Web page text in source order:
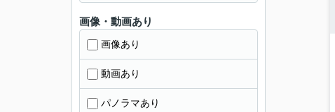
画像・動画あり
画像あり
動画あり
パノラマあり